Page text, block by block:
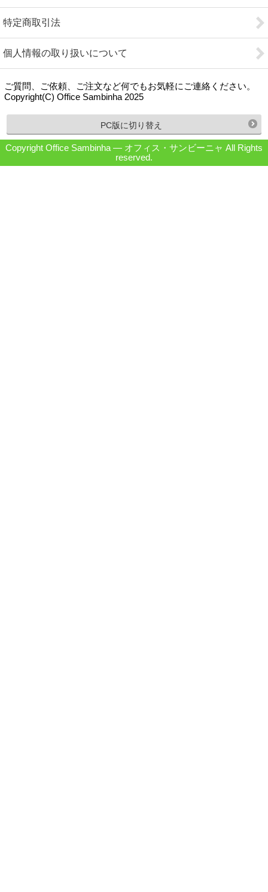
特定商取引法
個人情報の取り扱いについて
ご質問、ご依頼、ご注文など何でもお気軽にご連絡ください。
Copyright(C) Office Sambinha 2025
PC版に切り替え
Copyright Office Sambinha ― オフィス・サンビーニャ All Rights
reserved.